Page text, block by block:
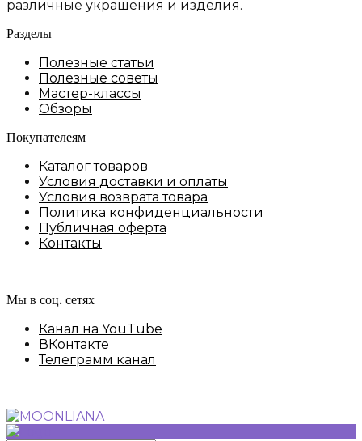
различные украшения и изделия.
Разделы
Полезные статьи
Полезные советы
Мастер-классы
Обзоры
Покупателеям
Каталог товаров
Условия доставки и оплаты
Условия возврата товара
Политика конфиденциальности
Публичная оферта
Контакты
Мы в соц. сетях
Канал на YouTube
ВКонтакте
Телеграмм канал